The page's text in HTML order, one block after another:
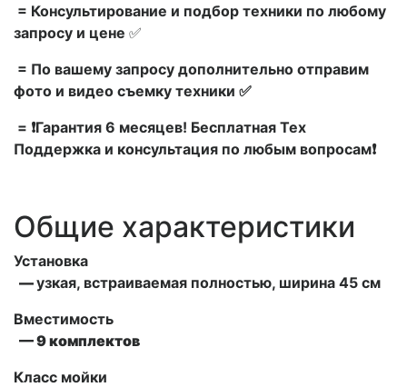
= Консультирование и подбор техники по любому
запросу и цене ✅
= По вашему запросу дополнительно отправим
фото и видео съемку техники ✅
= ❗Гарантия 6 месяцев! Бесплатная Тех
Поддержка и консультация по любым вопросам❗
Общие характеристики
Установка
—узкая, встраиваемая полностью, ширина 45 см
Вместимость
— 9 комплектов
Класс мойки